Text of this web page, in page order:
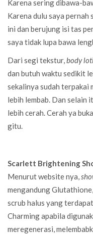
Karena sering dibawa-
Karena dulu saya pernah
ini dan berujung isi tas
saya tidak lupa bawa
Dari segi tekstur,body
dan butuh waktu sedikit
sekalinya sudah terpakai
lebih lembab. Dan selain
lebih cerah. Cerah ya
gitu.
Scarlett Brightening
Menurut website nya,
mengandung
scrub halus yang
Charming apabila
meregenerasi,